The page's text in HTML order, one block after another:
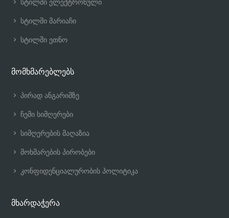
სტილში ელექტრონული
სტილში მარიაჩი
სტილში ეთნო
მომხმარებლებს
პირად ანგარიშზე
ჩემი სიმღერები
სიმღერების მაღაზია
მოხმარების პირობები
კონფიდენციალურობის პოლიტიკა
მხარდაჭერა